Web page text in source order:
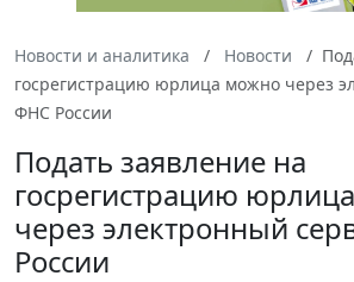
Новости и аналитика Новости
госрегистрацию юрлица можно через
ФНС России
Подать заявление на
госрегистрацию
через электронный
России